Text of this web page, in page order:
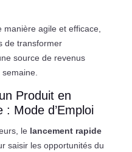
manière agile et efficace,
de transformer
source de revenus
semaine.
Produit en
: Mode d’Emploi
le lancement rapide
saisir les opportunités du